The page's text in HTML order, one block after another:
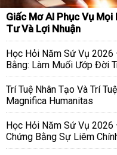
Giấc Mơ AI Phục Vụ
Tư Và Lợi Nhuận
Học Hỏi Năm Sứ Vụ 2026
Bằng: Làm Muối Ướp Đời
Trí Tuệ Nhân Tạo Và Trí
Magnifica Humanitas
Học Hỏi Năm Sứ Vụ
Chứng Bằng Sự Liêm